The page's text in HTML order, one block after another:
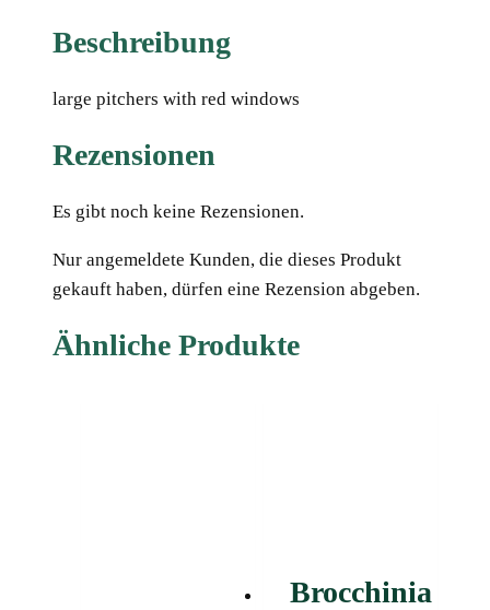
Beschreibung
large pitchers with red windows
Rezensionen
Es gibt noch keine Rezensionen.
Nur angemeldete Kunden, die dieses Produkt
gekauft haben, dürfen eine Rezension abgeben.
Ähnliche Produkte
Brocchinia